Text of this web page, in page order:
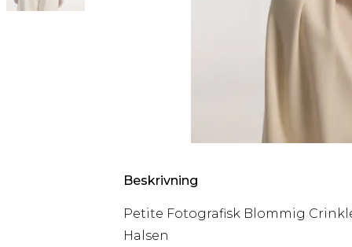
Beskrivning
Petite Fotografisk Blommig
Halsen